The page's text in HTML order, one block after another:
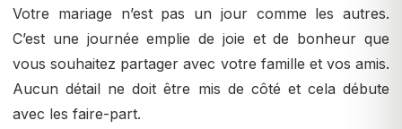
Votre mariage n’est pas un jour comme les autres.
C’est une journée emplie de joie et de bonheur que
vous souhaitez partager avec votre famille et vos amis.
Aucun détail ne doit être mis de côté et cela débute
avec les faire-part.